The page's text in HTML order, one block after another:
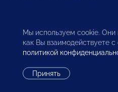
Бюро по защите прав
инвесторов
Мы используем cookie. Они
как Вы взаимодействуете
политикой
Принять